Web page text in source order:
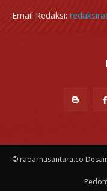
Email Redaksi:
© radarnusantara.co